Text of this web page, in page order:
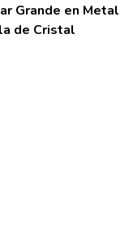
Grande en Metal
de Cristal